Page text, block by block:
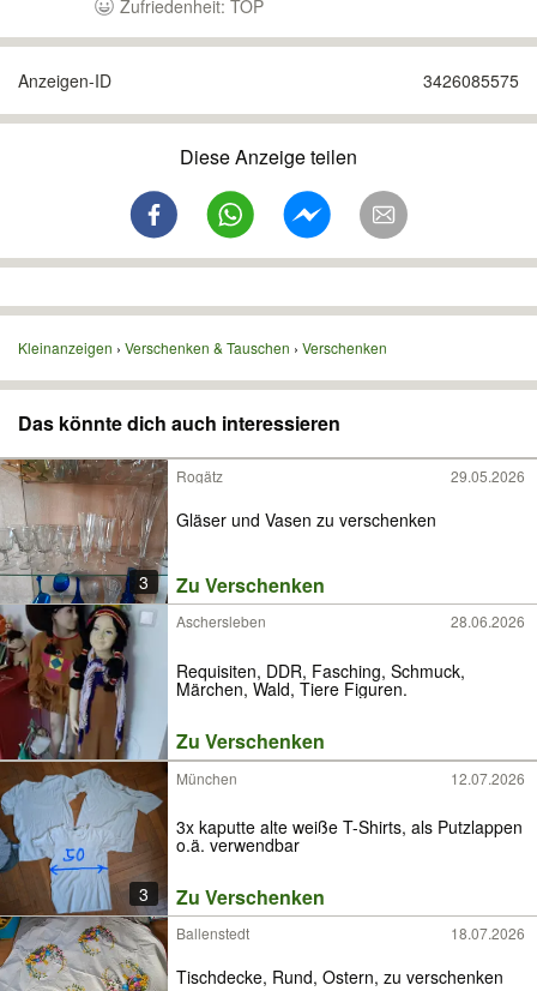
Zufriedenheit: TOP
Anzeigen-ID 3426085575
Diese Anzeige teilen
Kleinanzeigen Verschenken & Tauschen Verschenken
Das könnte dich auch interessieren
3
Rogätz 29.05.2026
Gläser und Vasen zu verschenken
Zu Verschenken
Aschersleben 28.06.2026
Requisiten, DDR, Fasching, Schmuck,
Märchen, Wald, Tiere Figuren.
Zu Verschenken
3
München 12.07.2026
3x kaputte alte weiße T-Shirts, als Putzlappen
o.ä. verwendbar
Zu Verschenken
Ballenstedt 18.07.2026
Tischdecke, Rund, Ostern, zu verschenken